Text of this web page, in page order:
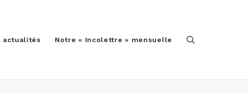
actualités Notre « Incolettre » mensuelle